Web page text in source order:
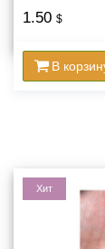
1.50 $
В
Хит